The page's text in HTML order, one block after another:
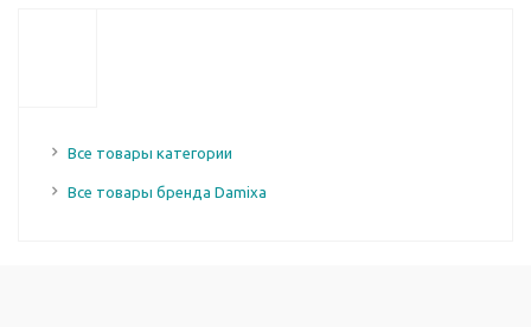
Все товары категории
Все товары бренда Damixa